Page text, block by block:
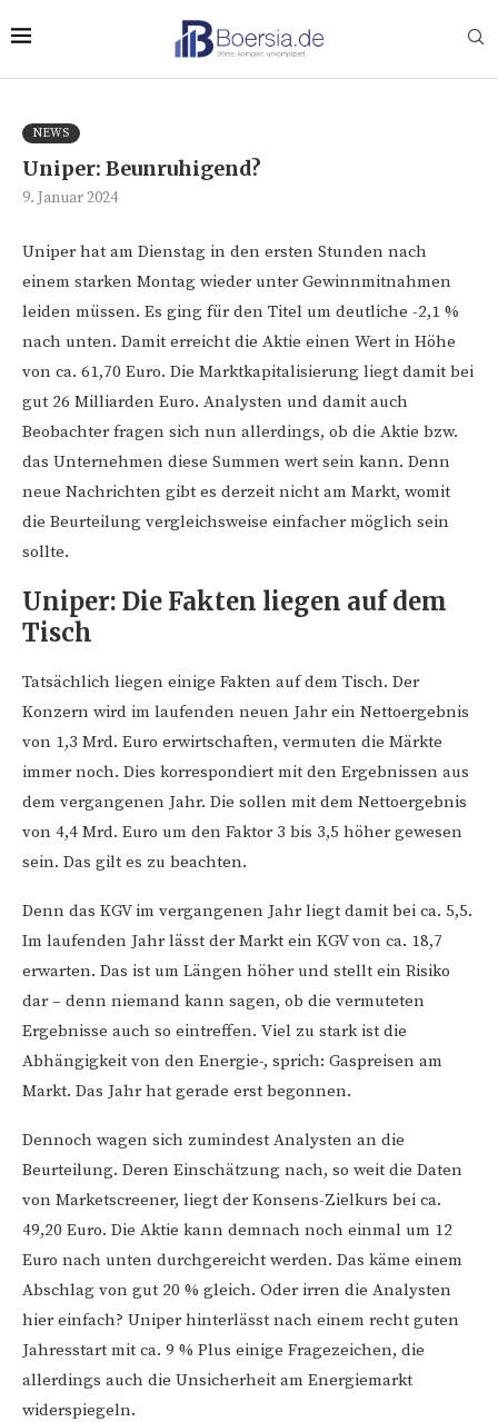
NEWS
Uniper: Beunruhigend?
9. Januar 2024
Uniper hat am Dienstag in den ersten Stunden nach
einem starken Montag wieder unter Gewinnmitnahmen
leiden müssen. Es ging für den Titel um deutliche -2,1 %
nach unten. Damit erreicht die Aktie einen Wert in Höhe
von ca. 61,70 Euro. Die Marktkapitalisierung liegt damit bei
gut 26 Milliarden Euro. Analysten und damit auch
Beobachter fragen sich nun allerdings, ob die Aktie bzw.
das Unternehmen diese Summen wert sein kann. Denn
neue Nachrichten gibt es derzeit nicht am Markt, womit
die Beurteilung vergleichsweise einfacher möglich sein
sollte.
Uniper: Die Fakten liegen auf dem
Tisch
Tatsächlich liegen einige Fakten auf dem Tisch. Der
Konzern wird im laufenden neuen Jahr ein Nettoergebnis
von 1,3 Mrd. Euro erwirtschaften, vermuten die Märkte
immer noch. Dies korrespondiert mit den Ergebnissen aus
dem vergangenen Jahr. Die sollen mit dem Nettoergebnis
von 4,4 Mrd. Euro um den Faktor 3 bis 3,5 höher gewesen
sein. Das gilt es zu beachten.
Denn das KGV im vergangenen Jahr liegt damit bei ca. 5,5.
Im laufenden Jahr lässt der Markt ein KGV von ca. 18,7
erwarten. Das ist um Längen höher und stellt ein Risiko
dar – denn niemand kann sagen, ob die vermuteten
Ergebnisse auch so eintreffen. Viel zu stark ist die
Abhängigkeit von den Energie-, sprich: Gaspreisen am
Markt. Das Jahr hat gerade erst begonnen.
Dennoch wagen sich zumindest Analysten an die
Beurteilung. Deren Einschätzung nach, so weit die Daten
von Marketscreener, liegt der Konsens-Zielkurs bei ca.
49,20 Euro. Die Aktie kann demnach noch einmal um 12
Euro nach unten durchgereicht werden. Das käme einem
Abschlag von gut 20 % gleich. Oder irren die Analysten
hier einfach? Uniper hinterlässt nach einem recht guten
Jahresstart mit ca. 9 % Plus einige Fragezeichen, die
allerdings auch die Unsicherheit am Energiemarkt
widerspiegeln.